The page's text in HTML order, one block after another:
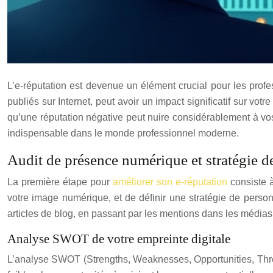
L’e-réputation est devenue un élément crucial pour les
publiés sur Internet, peut avoir un impact significatif sur
qu’une réputation négative peut nuire considérablement à
indispensable dans le monde professionnel moderne.
Audit de présence numérique et stratégie
La première étape pour améliorer son e-réputation consiste
votre image numérique, et de définir une stratégie de
articles de blog, en passant par les mentions dans les
Analyse SWOT de votre empreinte digitale
L’analyse SWOT (Strengths, Weaknesses, Opportunities,